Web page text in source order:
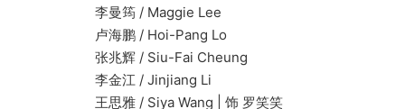
李曼筠 / Maggie Lee
卢海鹏 / Hoi-Pang Lo
张兆辉 / Siu-Fai Cheung
李金江 / Jinjiang Li
王思雅 / Siya Wang | 饰 罗笑笑